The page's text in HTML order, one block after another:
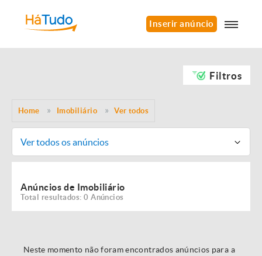
Inserir anúncio
Filtros
Home Imobiliário Ver todos
Ver todos os anúncios
Anúncios de Imobiliário
Total resultados: 0 Anúncios
Neste momento não foram encontrados anúncios para a